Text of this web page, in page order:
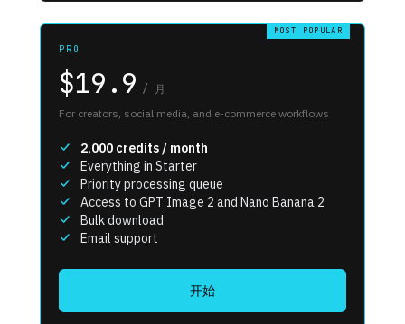
MOST POPULAR
PRO
$19.9 / 月
For creators, social media, and e-commerce workflows
2,000 credits / month
Everything in Starter
Priority processing queue
Access to GPT Image 2 and Nano Banana 2
Bulk download
Email support
开始